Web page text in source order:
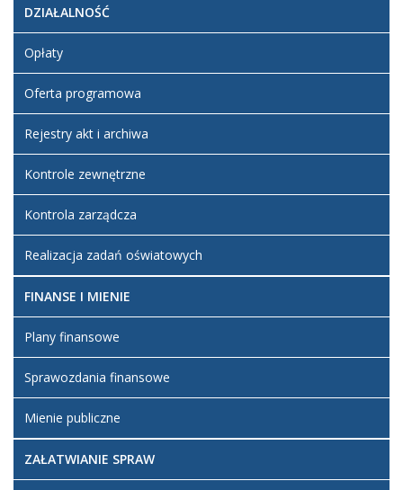
DZIAŁALNOŚĆ
Opłaty
Oferta programowa
Rejestry akt i archiwa
Kontrole zewnętrzne
Kontrola zarządcza
Realizacja zadań oświatowych
FINANSE I MIENIE
Plany finansowe
Sprawozdania finansowe
Mienie publiczne
ZAŁATWIANIE SPRAW